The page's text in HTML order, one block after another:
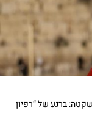
ברגע של “רפיון